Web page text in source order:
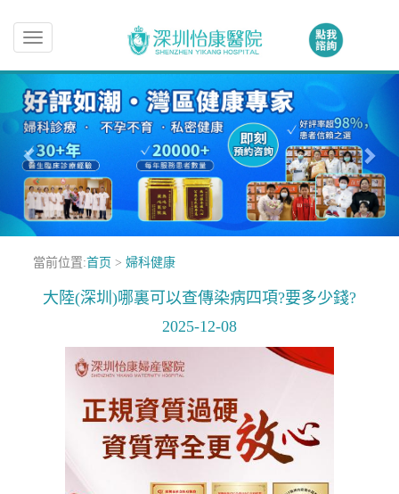
Toggle
navigation
當前位置:首页 > 婦科健康
大陸(深圳)哪裏可以查傳染病四項?要多少錢?
2025-12-08